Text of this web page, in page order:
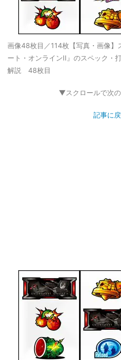
画像48枚目／114枚 【写真・画像
ート・オンラインII』のスペック・
解説 48枚目
▼スクロールで次
記事に